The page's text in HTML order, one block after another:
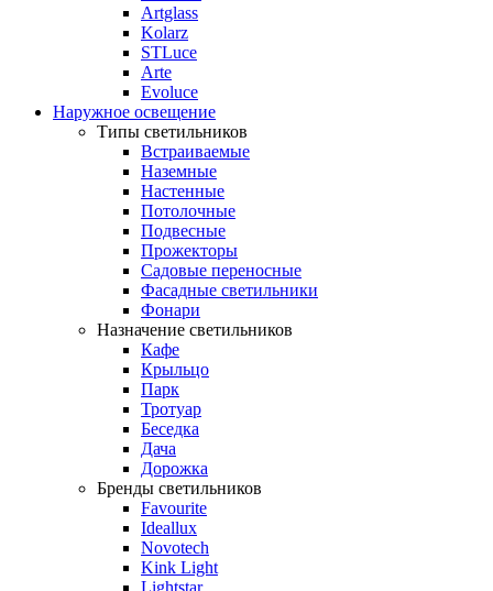
Artglass
Kolarz
STLuce
Arte
Evoluce
Наружное освещение
Типы светильников
Встраиваемые
Наземные
Настенные
Потолочные
Подвесные
Прожекторы
Садовые переносные
Фасадные светильники
Фонари
Назначение светильников
Кафе
Крыльцо
Парк
Тротуар
Беседка
Дача
Дорожка
Бренды светильников
Favourite
Ideallux
Novotech
Kink Light
Lightstar